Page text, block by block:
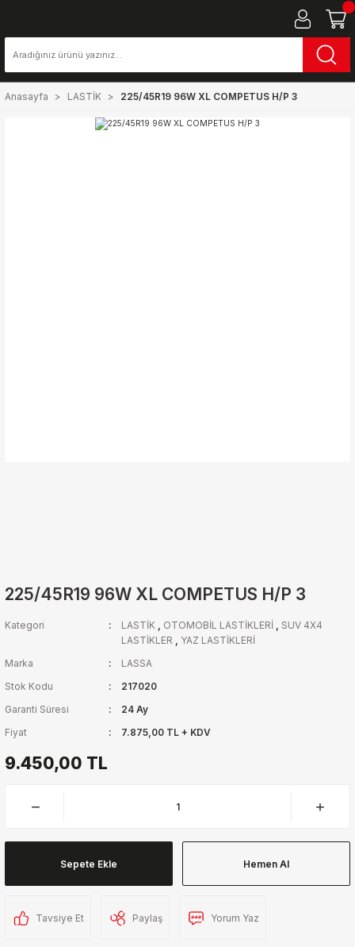
Anasayfa LASTİK 225/45R19 96W XL COMPETUS H/P 3
225/45R19 96W XL COMPETUS H/P 3
Kategori LASTİK , OTOMOBİL LASTİKLERİ , SUV 4X4
LASTİKLER , YAZ LASTİKLERİ
Marka
LASSA
Stok Kodu
217020
Garanti Süresi
24 Ay
Fiyat
7.875,00 TL + KDV
9.450,00 TL
Sepete Ekle Hemen Al
Tavsiye Et Paylaş Yorum Yaz